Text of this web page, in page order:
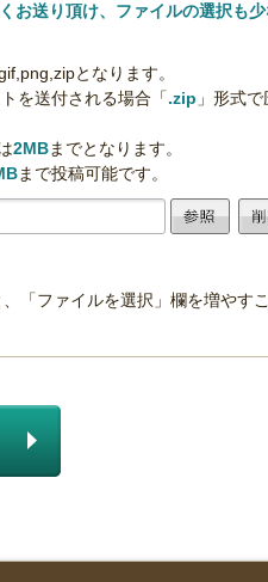
お送り頂け、ファイルの選択も
となります。
を送付される場合「.zip 」形式
2MBまでとなります。
まで投稿可能です。
「ファイルを選択」欄を増やす